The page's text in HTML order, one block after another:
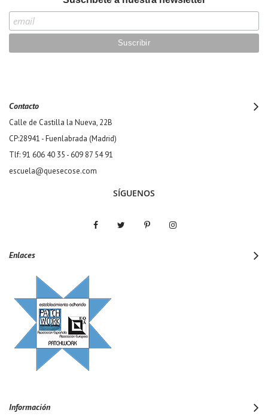
Contacto
Calle de Castilla la Nueva, 22B
CP:28941 - Fuenlabrada (Madrid)
Tlf: 91 606 40 35 - 609 87 54 91
escuela@quesecose.com
SÍGUENOS
Enlaces
Información